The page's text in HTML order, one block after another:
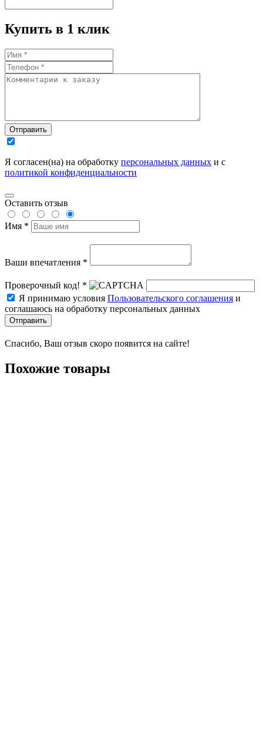
Купить в 1 клик
Отправить
Я согласен(на) на обработку персональных данных и с
политикой конфиденциальности
Оставить отзыв
Имя *
Ваши впечатления *
Проверочный код! *
Я принимаю условия Пользовательского соглашения и
соглашаюсь на обработку персональных данных
Отправить
Спасибо, Ваш отзыв скоро появится на сайте!
Похожие товары